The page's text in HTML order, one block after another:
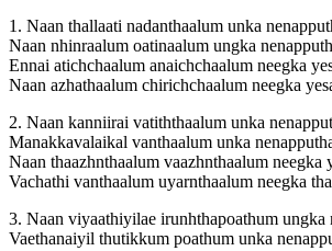
1. Naan thallaati nadanthaalum unka
Naan nhinraalum oatinaalum ungka
Ennai atichchaalum anaichchaalum neegka
Naan azhathaalum chirichchaalum neegka
2. Naan kanniirai vatiththaalum unka
Manakkavalaikal vanthaalum unka
Naan thaazhnthaalum vaazhnthaalum neegka
Vachathi vanthaalum uyarnthaalum neegka
3. Naan viyaathiyilae irunhthapoathum ungka
Vaethanaiyil thutikkum poathum unka